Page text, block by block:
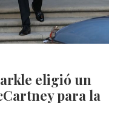
eligió un
para la